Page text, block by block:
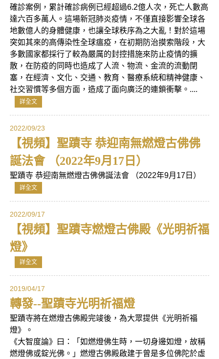
確診案例，累計確診病例已經超過6.2億人次，死亡人數高
達六百多萬人。這場新冠肺炎疫情，不僅直接影響全球各
地數億人的身體健康，也讓全球秩序為之大亂！對於這場
突如其來的高傳染性全球瘟疫，在初期防治摸索階段，大
多數國家都採行了較為嚴厲的封控措施來防止疫情的擴
散，在防疫的同時也造成了人流、物流、金流的流動閉
塞，在經濟、文化、交通、教育、醫療系統和精神健康、
社交習慣等多個方面，造成了面向廣泛的連鎖衝擊。....
詳全文
2022/09/23
【視頻】聖蹟寺 恭迎南無燃燈古佛佛
誕法會 （2022年9月17日）
聖蹟寺 恭迎南無燃燈古佛佛誕法會 （2022年9月17日）
詳全文
2022/09/17
【視頻】聖蹟寺燃燈古佛殿《光明祈福
燈》
詳全文
2019/04/17
轉發--聖蹟寺光明祈福燈
聖蹟寺將在燃燈古佛殿完竣後，為大眾提供《光明祈福
燈》。
《大智度論》曰：「如燃燈佛生時，一切身邊如燈，故稱
燃燈佛或錠光佛。」燃燈古佛殿啟建于曾是多位佛陀於虛